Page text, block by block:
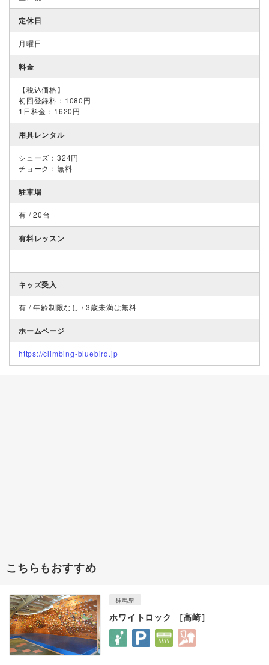
定休日
月曜日
料金
【税込価格】
初回登録料：1080円
1日料金：1620円
用具レンタル
シューズ：324円
チョーク：無料
駐車場
有 / 20台
有料レッスン
-
キッズ受入
有 / 年齢制限なし / 3歳未満は無料
ホームページ
https://climbing-bluebird.jp
こちらもおすすめ
群馬県
ホワイトロック ［高崎］